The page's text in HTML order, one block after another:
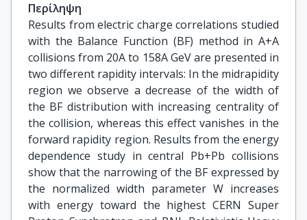
Περίληψη
Results from electric charge correlations studied
with the Balance Function (BF) method in A+A
collisions from 20A to 158A GeV are presented in
two different rapidity intervals: In the midrapidity
region we observe a decrease of the width of
the BF distribution with increasing centrality of
the collision, whereas this effect vanishes in the
forward rapidity region. Results from the energy
dependence study in central Pb+Pb collisions
show that the narrowing of the BF expressed by
the normalized width parameter W increases
with energy toward the highest CERN Super